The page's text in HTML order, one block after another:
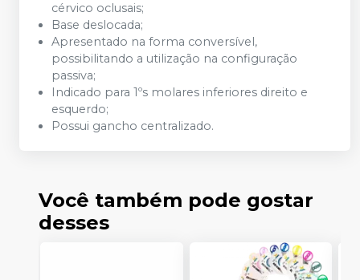
cérvico oclusais;
Base deslocada;
Apresentado na forma conversível,
possibilitando a utilização na configuração
passiva;
Indicado para 1ºs molares inferiores direito e
esquerdo;
Possui gancho centralizado.
Você também pode gostar
desses